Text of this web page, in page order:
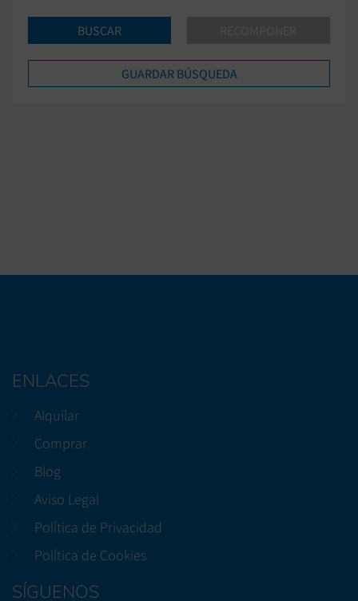
ENLACES
Alquilar
Comprar
Blog
Aviso Legal
Política de Privacidad
Política de Cookies
SÍGUENOS